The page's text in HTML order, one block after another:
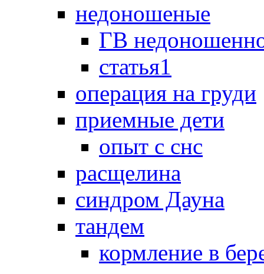
недоношеные
ГВ
статья1
операция на груди
приемные дети
опыт с снс
расщелина
синдром Дауна
тандем
кормление в